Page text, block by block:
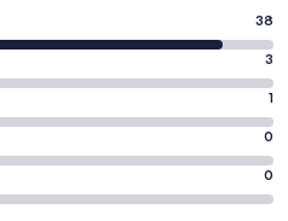
38
3
1
0
0